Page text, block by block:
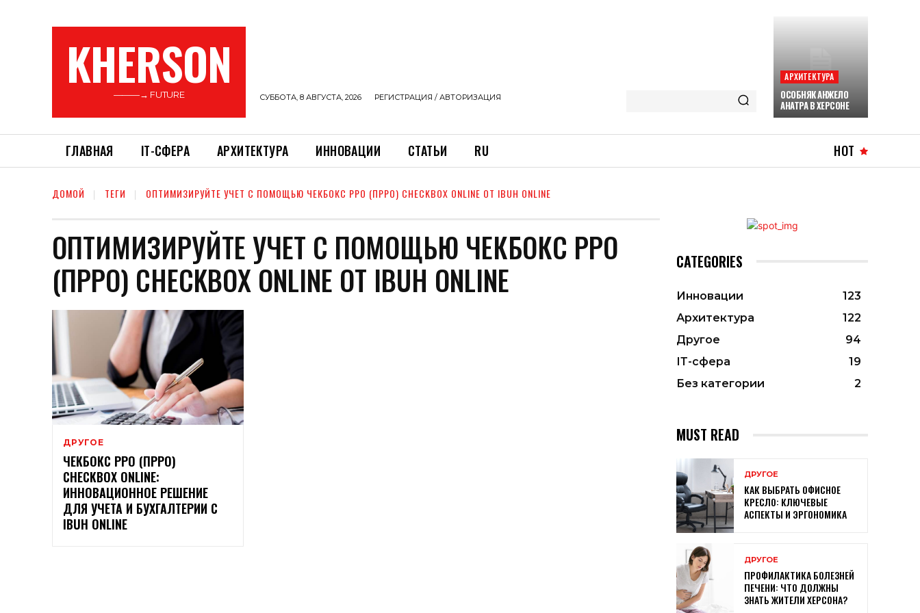
KHERSON
———→ FUTURE СУББОТА, 8 АВГУСТА, 2026 РЕГИСТРАЦИЯ / АВТОРИЗАЦИЯ
АРХИТЕКТУРА
ОСОБНЯК АНЖЕЛО
АНАТРА В ХЕРСОНЕ
ГЛАВНАЯ ІТ-СФЕРА АРХИТЕКТУРА ИННОВАЦИИ СТАТЬИ RU HOT
ДОМОЙ ТЕГИ ОПТИМИЗИРУЙТЕ УЧЕТ С ПОМОЩЬЮ ЧЕКБОКС РРО (ПРРО) CHECKBOX ONLINE ОТ IBUH ONLINE
ОПТИМИЗИРУЙТЕ УЧЕТ С ПОМОЩЬЮ ЧЕКБОКС РРО
(ПРРО) CHECKBOX ONLINE ОТ IBUH ONLINE
ДРУГОЕ
ЧЕКБОКС РРО (ПРРО)
CHECKBOX ONLINE:
ИННОВАЦИОННОЕ РЕШЕНИЕ
ДЛЯ УЧЕТА И БУХГАЛТЕРИИ С
IBUH ONLINE
CATEGORIES
Инновации
123
Архитектура
122
Другое
94
ІТ-сфера
19
Без категории
2
MUST READ
ДРУГОЕ
КАК ВЫБРАТЬ ОФИСНОЕ
КРЕСЛО: КЛЮЧЕВЫЕ
АСПЕКТЫ И ЭРГОНОМИКА
ДРУГОЕ
ПРОФИЛАКТИКА БОЛЕЗНЕЙ
ПЕЧЕНИ: ЧТО ДОЛЖНЫ
ЗНАТЬ ЖИТЕЛИ ХЕРСОНА?